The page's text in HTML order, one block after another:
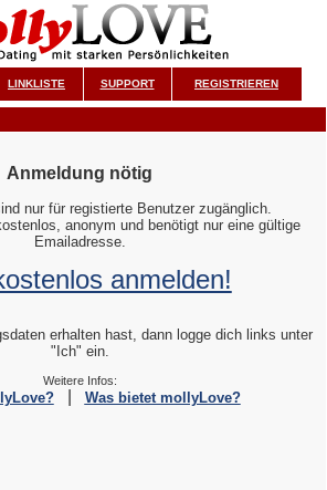
LINKLISTE SUPPORT REGISTRIEREN
Anmeldung nötig
nur für registierte Benutzer zugänglich.
anonym und benötigt nur eine gültige
Emailadresse.
anmelden!
erhalten hast, dann logge dich links unter
"Ich" ein.
Weitere Infos:
| Was bietet mollyLove?